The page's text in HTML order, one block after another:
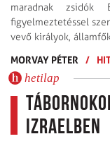
maradnak zsidók
figyelmeztetéssel
vevő királyok,
MORVAY PÉTER
/
hetilap
Izraelben